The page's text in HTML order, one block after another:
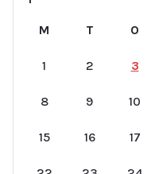
M T O
1 2 3
8 9 10
15 16 17